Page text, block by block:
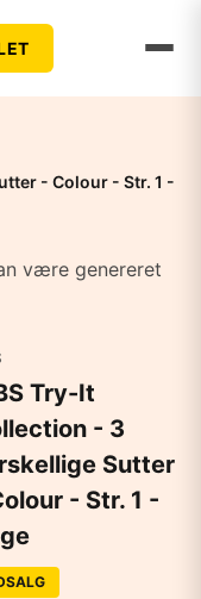
- Colour - Str. 1 -
være genereret
Try-It
- 3
Sutter
- Str. 1 -